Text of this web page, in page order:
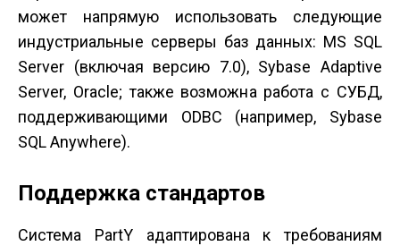
может напрямую использовать следующие
индустриальные серверы баз данных: MS SQL
Server (включая версию 7.0), Sybase Adaptive
Server, Oracle; также возможна работа с СУБД,
поддерживающими ODBC (например, Sybase
SQL Anywhere).
Поддержка стандартов
Система PartY адаптирована к требованиям